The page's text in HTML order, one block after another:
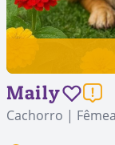
Maily
Cachorro |